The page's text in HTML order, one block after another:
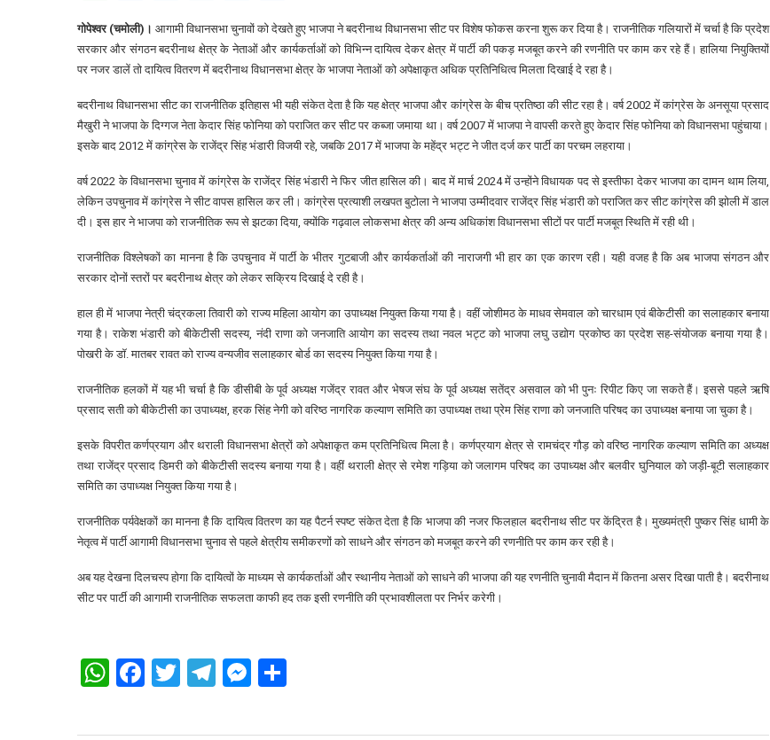
गोपेश्वर (चमोली)। आगामी विधानसभा चुनावों को देखते हुए भाजपा ने बदरीनाथ विधानसभा सीट पर विशेष फोकस करना शुरू कर दिया है। राजनीतिक गलियारों में चर्चा है कि प्रदेश
सरकार और संगठन बदरीनाथ क्षेत्र के नेताओं और कार्यकर्ताओं को विभिन्न दायित्व देकर क्षेत्र में पार्टी की पकड़ मजबूत करने की रणनीति पर काम कर रहे हैं। हालिया नियुक्तियों
पर नजर डालें तो दायित्व वितरण में बदरीनाथ विधानसभा क्षेत्र के भाजपा नेताओं को अपेक्षाकृत अधिक प्रतिनिधित्व मिलता दिखाई दे रहा है।
बदरीनाथ विधानसभा सीट का राजनीतिक इतिहास भी यही संकेत देता है कि यह क्षेत्र भाजपा और कांग्रेस के बीच प्रतिष्ठा की सीट रहा है। वर्ष 2002 में कांग्रेस के अनसूया प्रसाद
मैखुरी ने भाजपा के दिग्गज नेता केदार सिंह फोनिया को पराजित कर सीट पर कब्जा जमाया था। वर्ष 2007 में भाजपा ने वापसी करते हुए केदार सिंह फोनिया को विधानसभा पहुंचाया।
इसके बाद 2012 में कांग्रेस के राजेंद्र सिंह भंडारी विजयी रहे, जबकि 2017 में भाजपा के महेंद्र भट्ट ने जीत दर्ज कर पार्टी का परचम लहराया।
वर्ष 2022 के विधानसभा चुनाव में कांग्रेस के राजेंद्र सिंह भंडारी ने फिर जीत हासिल की। बाद में मार्च 2024 में उन्होंने विधायक पद से इस्तीफा देकर भाजपा का दामन थाम लिया,
लेकिन उपचुनाव में कांग्रेस ने सीट वापस हासिल कर ली। कांग्रेस प्रत्याशी लखपत बुटोला ने भाजपा उम्मीदवार राजेंद्र सिंह भंडारी को पराजित कर सीट कांग्रेस की झोली में डाल
दी। इस हार ने भाजपा को राजनीतिक रूप से झटका दिया, क्योंकि गढ़वाल लोकसभा क्षेत्र की अन्य अधिकांश विधानसभा सीटों पर पार्टी मजबूत स्थिति में रही थी।
राजनीतिक विश्लेषकों का मानना है कि उपचुनाव में पार्टी के भीतर गुटबाजी और कार्यकर्ताओं की नाराजगी भी हार का एक कारण रही। यही वजह है कि अब भाजपा संगठन और
सरकार दोनों स्तरों पर बदरीनाथ क्षेत्र को लेकर सक्रिय दिखाई दे रही है।
हाल ही में भाजपा नेत्री चंद्रकला तिवारी को राज्य महिला आयोग का उपाध्यक्ष नियुक्त किया गया है। वहीं जोशीमठ के माधव सेमवाल को चारधाम एवं बीकेटीसी का सलाहकार बनाया
गया है। राकेश भंडारी को बीकेटीसी सदस्य, नंदी राणा को जनजाति आयोग का सदस्य तथा नवल भट्ट को भाजपा लघु उद्योग प्रकोष्ठ का प्रदेश सह-संयोजक बनाया गया है।
पोखरी के डॉ. मातबर रावत को राज्य वन्यजीव सलाहकार बोर्ड का सदस्य नियुक्त किया गया है।
राजनीतिक हलकों में यह भी चर्चा है कि डीसीबी के पूर्व अध्यक्ष गजेंद्र रावत और भेषज संघ के पूर्व अध्यक्ष सतेंद्र असवाल को भी पुनः रिपीट किए जा सकते हैं। इससे पहले ऋषि
प्रसाद सती को बीकेटीसी का उपाध्यक्ष, हरक सिंह नेगी को वरिष्ठ नागरिक कल्याण समिति का उपाध्यक्ष तथा प्रेम सिंह राणा को जनजाति परिषद का उपाध्यक्ष बनाया जा चुका है।
इसके विपरीत कर्णप्रयाग और थराली विधानसभा क्षेत्रों को अपेक्षाकृत कम प्रतिनिधित्व मिला है। कर्णप्रयाग क्षेत्र से रामचंद्र गौड़ को वरिष्ठ नागरिक कल्याण समिति का अध्यक्ष
तथा राजेंद्र प्रसाद डिमरी को बीकेटीसी सदस्य बनाया गया है। वहीं थराली क्षेत्र से रमेश गड़िया को जलागम परिषद का उपाध्यक्ष और बलवीर घुनियाल को जड़ी-बूटी सलाहकार
समिति का उपाध्यक्ष नियुक्त किया गया है।
राजनीतिक पर्यवेक्षकों का मानना है कि दायित्व वितरण का यह पैटर्न स्पष्ट संकेत देता है कि भाजपा की नजर फिलहाल बदरीनाथ सीट पर केंद्रित है। मुख्यमंत्री पुष्कर सिंह धामी के
नेतृत्व में पार्टी आगामी विधानसभा चुनाव से पहले क्षेत्रीय समीकरणों को साधने और संगठन को मजबूत करने की रणनीति पर काम कर रही है।
अब यह देखना दिलचस्प होगा कि दायित्वों के माध्यम से कार्यकर्ताओं और स्थानीय नेताओं को साधने की भाजपा की यह रणनीति चुनावी मैदान में कितना असर दिखा पाती है। बदरीनाथ
सीट पर पार्टी की आगामी राजनीतिक सफलता काफी हद तक इसी रणनीति की प्रभावशीलता पर निर्भर करेगी।
WhatsApp
Facebook
Twitter
Telegram
Messenger